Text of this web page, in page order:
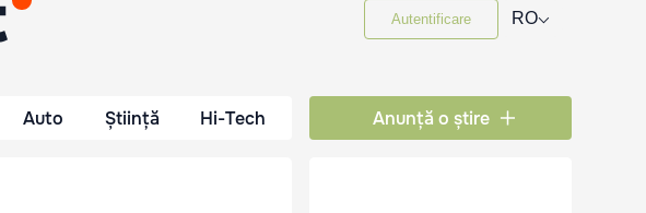
Autentificare RO⌵
Auto Știință Hi-Tech Anunță o știre